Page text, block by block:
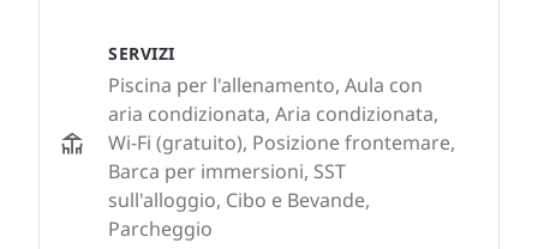
SERVIZI
Piscina per l'allenamento, Aula con
aria condizionata, Aria condizionata,
Wi-Fi (gratuito), Posizione frontemare,
Barca per immersioni, SST
sull'alloggio, Cibo e Bevande,
Parcheggio